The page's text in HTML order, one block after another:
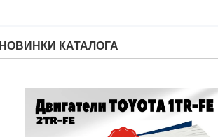
НОВИНКИ КАТАЛОГА